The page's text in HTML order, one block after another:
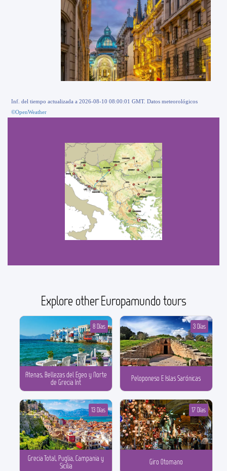
Inf. del tiempo actualizada a 2026-08-10 08:00:01 GMT. Datos meteorológicos
©OpenWeather
Explore other Europamundo tours
Atenas, Bellezas del Egeo y Norte
de Grecia Int
8 Días
Peloponeso E Islas Sarónicas
3 Días
Grecia Total, Puglia, Campania y
Sicilia
13 Días
Giro Otomano
17 Días